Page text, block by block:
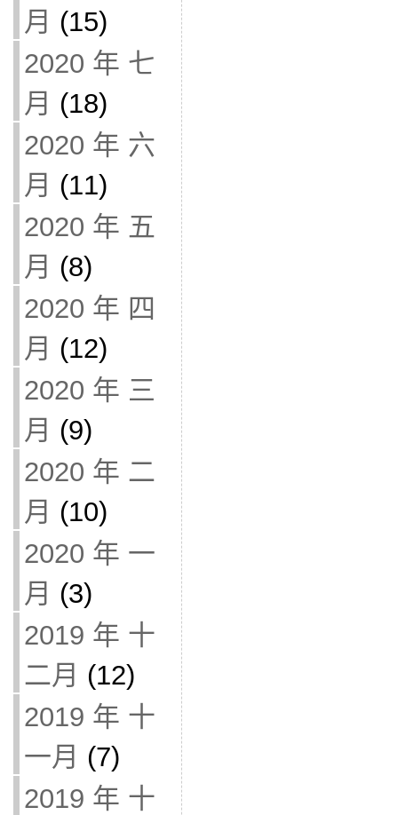
月 (15)
2020 年 七
月 (18)
2020 年 六
月 (11)
2020 年 五
月 (8)
2020 年 四
月 (12)
2020 年 三
月 (9)
2020 年 二
月 (10)
2020 年 一
月 (3)
2019 年 十
二月 (12)
2019 年 十
一月 (7)
2019 年 十